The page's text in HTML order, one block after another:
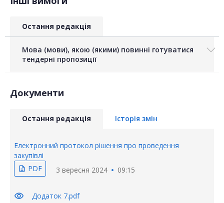
Остання редакція
Мова (мови), якою (якими) повинні готуватися
тендерні пропозиції
Документи
Остання редакція Історія змін
Електронний протокол рішення про проведення
закупівлі
description PDF 3 вересня 2024 09:15
visibility
Додаток 7.pdf